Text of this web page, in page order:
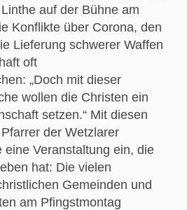
auf der Bühne am
Konflikte über Corona, den
Lieferung schwerer Waffen
oft
„Doch mit dieser
wollen die Christen ein
setzen.“ Mit diesen
der Wetzlarer
eine Veranstaltung ein, die
hat: Die vielen
Gemeinden und
am Pfingstmontag